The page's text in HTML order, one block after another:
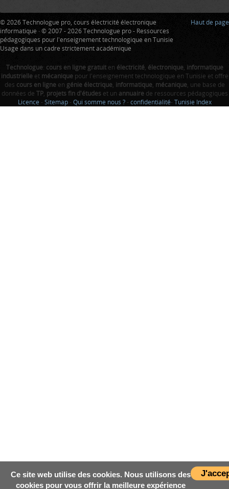
Haut de page
© 2026 Technologue pro, cours électricité électronique
informatique · © 2007 - 2026 Technologue pro - Ressources
pédagogiques pour l'enseignement technologique en Tunisie
Usage dans un cadre strictement académique
Technologue: cours en ligne gratuiten électricité, électronique, informatique
industrielleet mécaniquepour l'enseignement technologique en Tunisie et offre
des cours en ligneen génie électrique, informatique, mécanique, une base de
données de TP, projets fin d'étudeset un annuairede ressources pédagogiques
Licence - Sitemap - Qui somme nous ? - confidentialité- Tunisie Index
Ce site web utilise des cookies. Nous utilisons des
cookies pour vous offrir la meilleure expérience